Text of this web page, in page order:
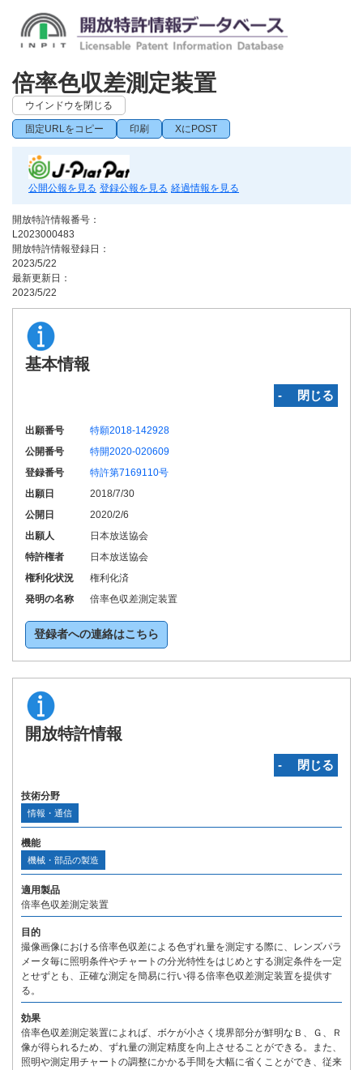
倍率色収差測定装置
ウインドウを閉じる
固定URLをコピー 印刷 XにPOST
公開公報を見る 登録公報を見る 経過情報を見る
開放特許情報番号：
L2023000483
開放特許情報登録日：
2023/5/22
最新更新日：
2023/5/22
基本情報
‐ 閉じる
出願番号
特願2018-142928
公開番号
特開2020-020609
登録番号
特許第7169110号
出願日
2018/7/30
公開日
2020/2/6
出願人
日本放送協会
特許権者
日本放送協会
権利化状況
権利化済
発明の名称
倍率色収差測定装置
登録者への連絡はこちら
開放特許情報
‐ 閉じる
技術分野
情報・通信
機能
機械・部品の製造
適用製品
倍率色収差測定装置
目的
撮像画像における倍率色収差による色ずれ量を測定する際に、レンズパラ
メータ毎に照明条件やチャートの分光特性をはじめとする測定条件を一定
とせずとも、正確な測定を簡易に行い得る倍率色収差測定装置を提供す
る。
効果
倍率色収差測定装置によれば、ボケが小さく境界部分が鮮明なＢ、Ｇ、Ｒ
像が得られるため、ずれ量の測定精度を向上させることができる。また、
照明や測定用チャートの調整にかかる手間を大幅に省くことができ、従来